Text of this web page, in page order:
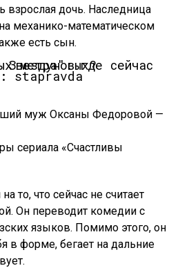
взрослая дочь. Наследница
механико-математическом
есть сын.
stapravda
муж Оксаны Федоровой —
сериала «Счастливы
то, что сейчас не считает
Он переводит комедии с
языков. Помимо этого, он
в форме, бегает на дальние